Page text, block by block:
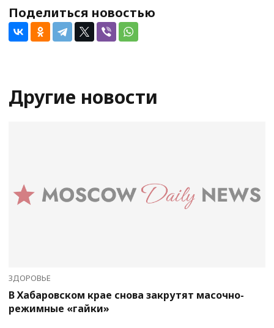
Поделиться новостью
Другие новости
ЗДОРОВЬЕ
В Хабаровском крае снова закрутят масочно-
режимные «гайки»